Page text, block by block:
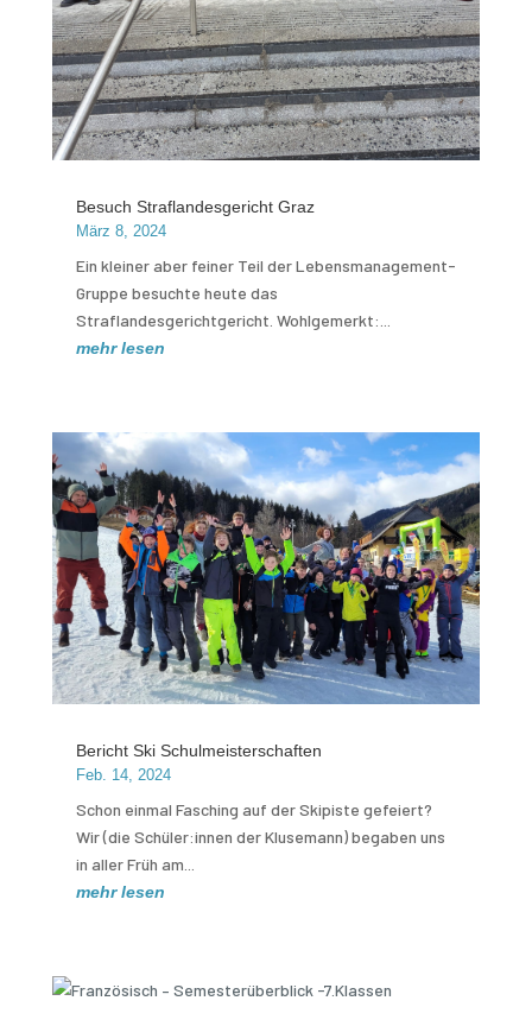
Besuch Straflandesgericht Graz
März 8, 2024
Ein kleiner aber feiner Teil der Lebensmanagement-
Gruppe besuchte heute das
Straflandesgerichtgericht. Wohlgemerkt:...
mehr lesen
Bericht Ski Schulmeisterschaften
Feb. 14, 2024
Schon einmal Fasching auf der Skipiste gefeiert?
Wir (die Schüler:innen der Klusemann) begaben uns
in aller Früh am...
mehr lesen